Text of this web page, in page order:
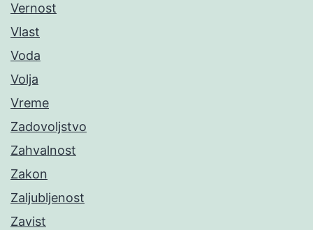
Vernost
Vlast
Voda
Volja
Vreme
Zadovoljstvo
Zahvalnost
Zakon
Zaljubljenost
Zavist